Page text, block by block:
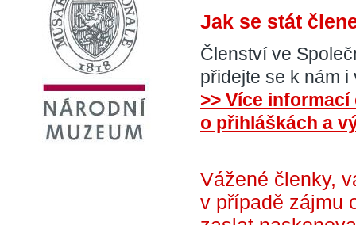
Jak se stát
Členství ve
přidejte se k nám i
>> Více
o přihláškách a
Vážené členky,
v případě zájmu